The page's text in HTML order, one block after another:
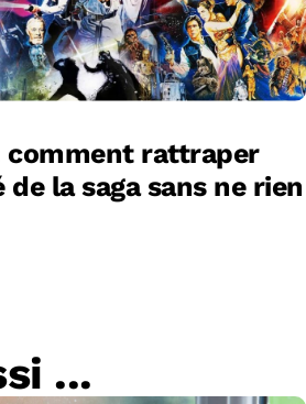
comment rattraper
de la saga sans ne rien
...